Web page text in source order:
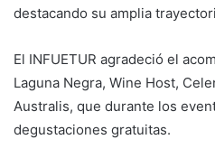
destacando su amplia
El INFUETUR agradeció el
Laguna Negra, Wine Host,
Australis, que durante los
degustaciones gratuitas.